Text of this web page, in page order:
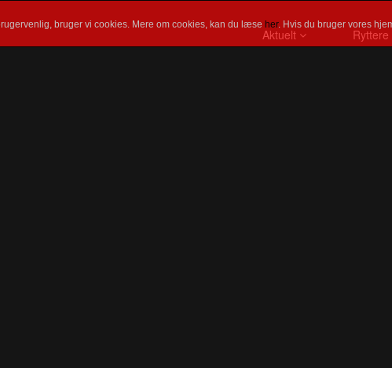
bruger vi cookies. Mere om cookies, kan du læse her. Hvis du bruger vores
Aktuelt Ryttere